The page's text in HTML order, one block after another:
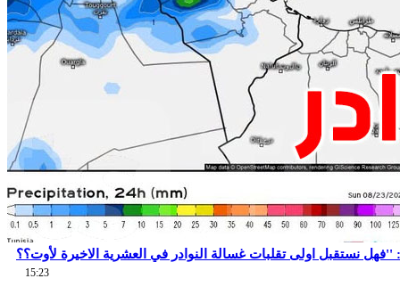
15:23